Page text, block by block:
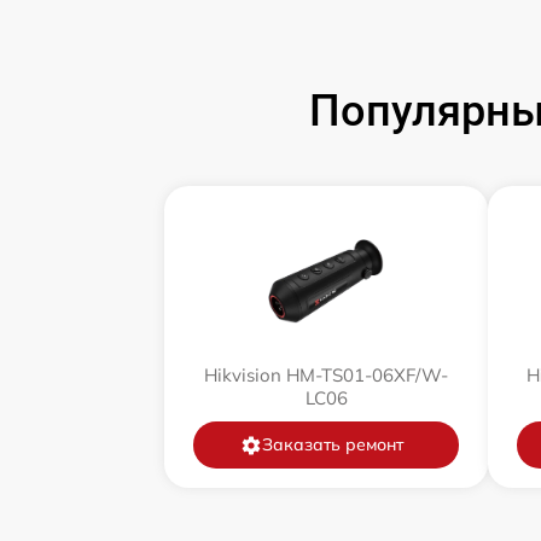
Прошивка (Обновление ПО)
Ремонт платы управления
Восстановление после попадания влаги
Ремонт Wi-Fi
Hikvision HM-TS01-06XF/W-
LC06
Заказать ремонт